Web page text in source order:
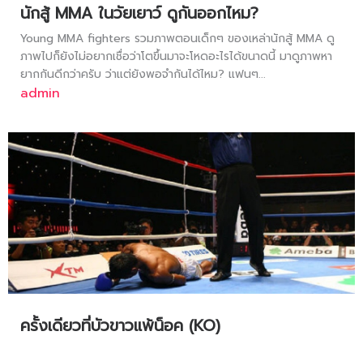
นักสู้ MMA ในวัยเยาว์ ดูกันออกไหม?
Young MMA fighters รวมภาพตอนเด็กๆ ของเหล่านักสู้ MMA ดู
ภาพไปก็ยังไม่อยากเชื่อว่าโตขึ้นมาจะโหดอะไรได้ขนาดนี้ มาดูภาพหา
ยากกันดีกว่าครับ ว่าแต่ยังพอจำกันได้ไหม? แฟนๆ...
admin
ครั้งเดียวที่บัวขาวแพ้น็อค (KO)